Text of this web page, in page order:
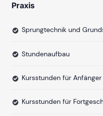
Praxis
Sprungtechnik und
Stundenaufbau
Kursstunden für Anfänger
Kursstunden für